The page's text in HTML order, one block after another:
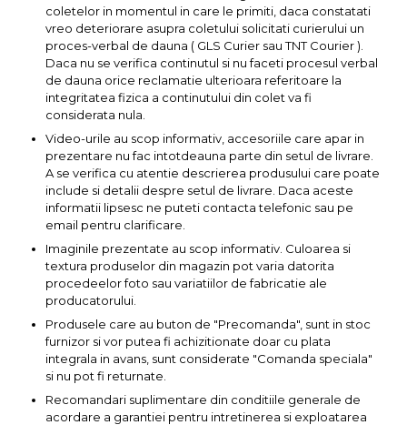
Pompa transfer lichide
Pompa Aer
Cric Manual
Ulei Hidraulic
Troliu
Palan
Dinamometric
Carucior Scule
Echipamente de Siguranta
Stetoscop Auto
Tester Compresie Auto
Truse reparatii anvelope
Schimbare Lichid Frana
coletelor in momentul in care le primiti, daca constatati
vreo deteriorare asupra coletului solicitati curierului un
proces-verbal de dauna ( GLS Curier sau TNT Courier ).
Daca nu se verifica continutul si nu faceti procesul verbal
de dauna orice reclamatie ulterioara referitoare la
integritatea fizica a continutului din colet va fi
considerata nula.
Video-urile au scop informativ, accesoriile care apar in
prezentare nu fac intotdeauna parte din setul de livrare.
A se verifica cu atentie descrierea produsului care poate
include si detalii despre setul de livrare. Daca aceste
informatii lipsesc ne puteti contacta telefonic sau pe
email pentru clarificare.
Imaginile prezentate au scop informativ. Culoarea si
textura produselor din magazin pot varia datorita
procedeelor foto sau variatiilor de fabricatie ale
producatorului.
Produsele care au buton de "Precomanda", sunt in stoc
furnizor si vor putea fi achizitionate doar cu plata
integrala in avans, sunt considerate "Comanda speciala"
si nu pot fi returnate.
Recomandari suplimentare din conditiile generale de
acordare a garantiei pentru intretinerea si exploatarea